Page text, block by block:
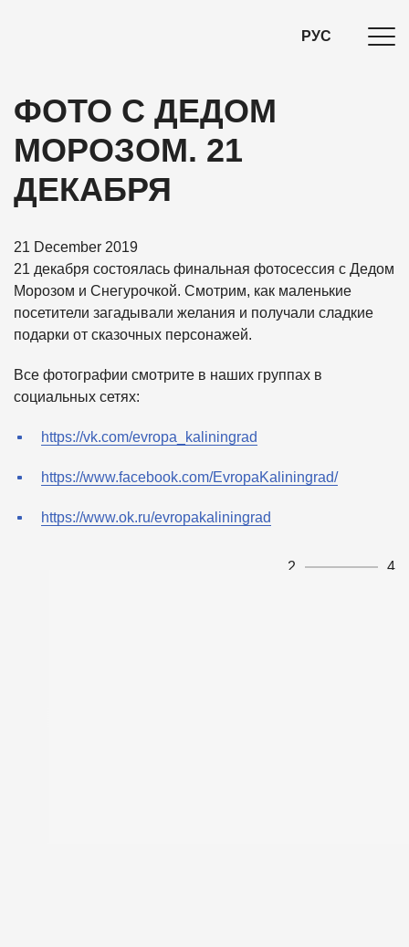
РУС
ФОТО С ДЕДОМ
МОРОЗОМ. 21
ДЕКАБРЯ
21 December 2019
21 декабря состоялась финальная фотосессия с Дедом
Морозом и Снегурочкой. Смотрим, как маленькие
посетители загадывали желания и получали сладкие
подарки от сказочных персонажей.
Все фотографии смотрите в наших группах в
социальных сетях:
https://vk.com/evropa_kaliningrad
https://www.facebook.com/EvropaKaliningrad/
https://www.ok.ru/evropakaliningrad
2 4